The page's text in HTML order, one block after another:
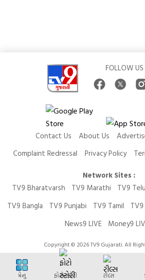
FOLLOW
Contact Us About Us
Complaint Redressal
Privacy Policy
Network Sites :
TV9 Bharatvarsh
TV9 Marathi TV9
TV9 Bangla
TV9 Punjabi TV9 Tamil
News9 LIVE
Money9
Copyright © 2026 TV9 Gujarati. All
મેનુ ફોટો સ્ટોરી રીલ્સ